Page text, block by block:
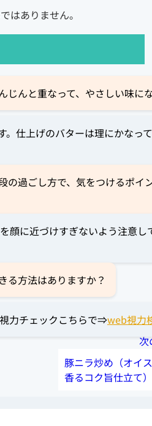
はありません。
んと重なって、やさしい味に
仕上げのバターは理にかなっ
過ごし方で、気をつけるポイ
顔に近づけすぎないよう注意し
る方法はありますか？
力チェックこちらで⇒web視力
豚ニラ炒め（オイ
香るコク旨仕立て）